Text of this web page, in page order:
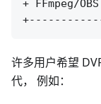
+ FFmpeg/
许多用户希望
代， 例如：